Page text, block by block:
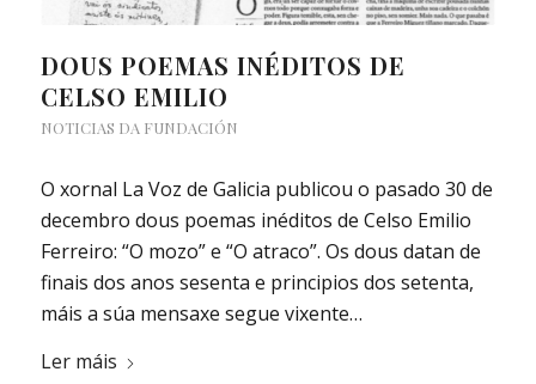
DOUS POEMAS INÉDITOS DE
CELSO EMILIO
NOTICIAS DA FUNDACIÓN
O xornal La Voz de Galicia publicou o pasado 30 de
decembro dous poemas inéditos de Celso Emilio
Ferreiro: “O mozo” e “O atraco”. Os dous datan de
finais dos anos sesenta e principios dos setenta,
máis a súa mensaxe segue vixente…
Ler máis